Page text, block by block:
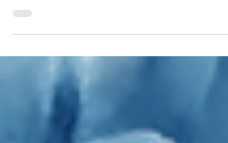
庫・経理DX推進を学ぶ合
同セミナー開催！